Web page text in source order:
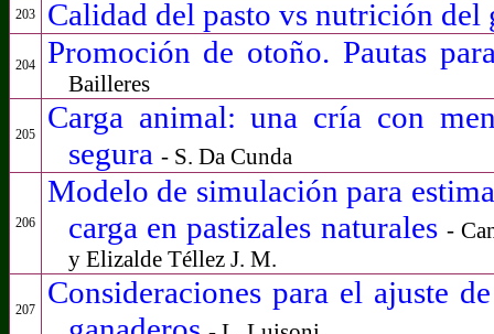
203 Calidad del pasto vs nutrición del
204 Promoción de otoño. Pautas
Bailleres
205
Carga animal: una cría con
segura - S. Da Cunda
206
Modelo de simulación para
carga en pastizales naturales-
y Elizalde Téllez J. M.
207
Consideraciones para el ajuste